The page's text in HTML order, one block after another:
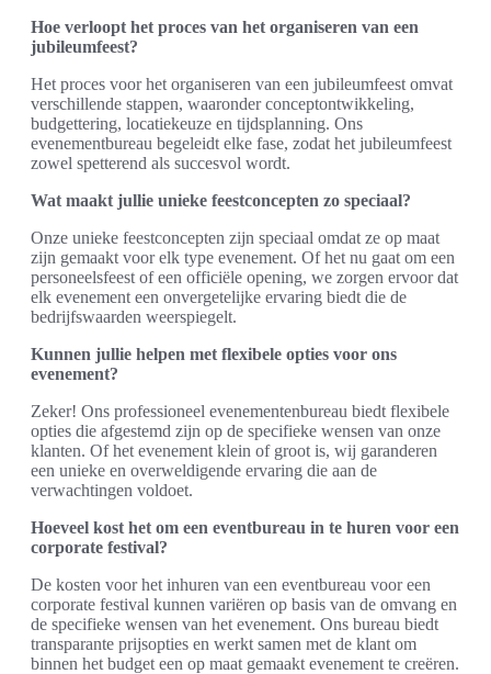
Hoe verloopt het proces van het organiseren van een
jubileumfeest?
Het proces voor het organiseren van een jubileumfeest omvat
verschillende stappen, waaronder conceptontwikkeling,
budgettering, locatiekeuze en tijdsplanning. Ons
evenementbureau begeleidt elke fase, zodat het jubileumfeest
zowel spetterend als succesvol wordt.
Wat maakt jullie unieke feestconcepten zo speciaal?
Onze unieke feestconcepten zijn speciaal omdat ze op maat
zijn gemaakt voor elk type evenement. Of het nu gaat om een
personeelsfeest of een officiële opening, we zorgen ervoor dat
elk evenement een onvergetelijke ervaring biedt die de
bedrijfswaarden weerspiegelt.
Kunnen jullie helpen met flexibele opties voor ons
evenement?
Zeker! Ons professioneel evenementenbureau biedt flexibele
opties die afgestemd zijn op de specifieke wensen van onze
klanten. Of het evenement klein of groot is, wij garanderen
een unieke en overweldigende ervaring die aan de
verwachtingen voldoet.
Hoeveel kost het om een eventbureau in te huren voor een
corporate festival?
De kosten voor het inhuren van een eventbureau voor een
corporate festival kunnen variëren op basis van de omvang en
de specifieke wensen van het evenement. Ons bureau biedt
transparante prijsopties en werkt samen met de klant om
binnen het budget een op maat gemaakt evenement te creëren.